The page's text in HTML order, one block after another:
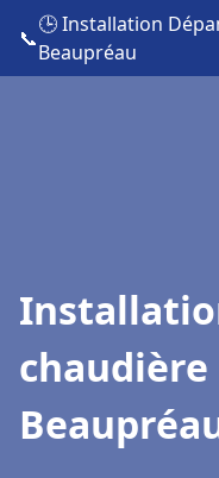
📞
🕒 Installation
Beaupréau